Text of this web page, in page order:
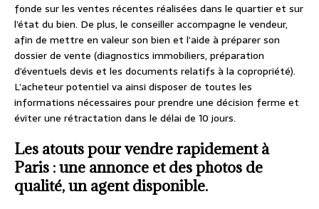
fonde sur les ventes récentes réalisées dans le quartier et sur
l’état du bien. De plus, le conseiller accompagne le vendeur,
afin de mettre en valeur son bien et l’aide à préparer son
dossier de vente (diagnostics immobiliers, préparation
d’éventuels devis et les documents relatifs à la copropriété).
L’acheteur potentiel va ainsi disposer de toutes les
informations nécessaires pour prendre une décision ferme et
éviter une rétractation dans le délai de 10 jours.
Les atouts pour vendre rapidement à
Paris : une annonce et des photos de
qualité, un agent disponible.